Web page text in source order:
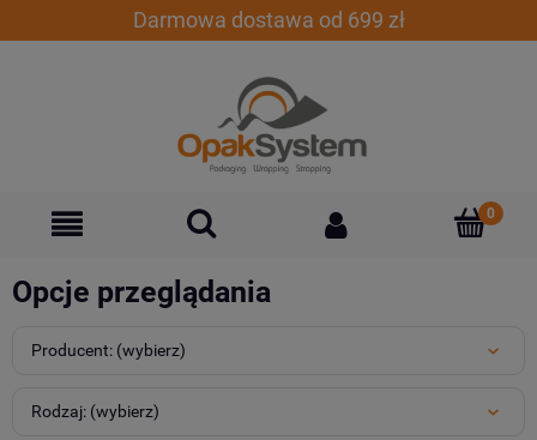
Darmowa dostawa od 699 zł
Opcje przeglądania
Producent: (wybierz)
Rodzaj: (wybierz)